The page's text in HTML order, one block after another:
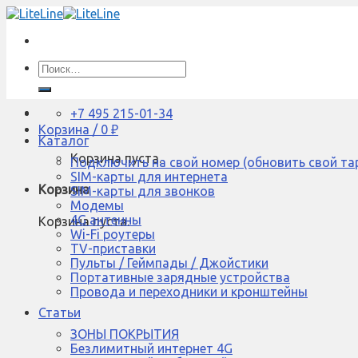
Skip
content
Искать:
+7 495 215-01-34
Корзина / 0 ₽
Корзина пуста.
Корзина
Корзина пуста.
Каталог
Подключить на свой номер (обновить свой
SIM-карты для интернета
SIM-карты для звонков
Модемы
4G антенны
Wi-Fi роутеры
TV-приставки
Пульты / Геймпады / Джойстики
Портативные зарядные устройства
Провода и переходники и кронштейны
Статьи
ЗОНЫ ПОКРЫТИЯ
Безлимитный интернет 4G